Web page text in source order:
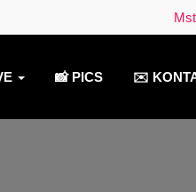
📸 PICS ✉️